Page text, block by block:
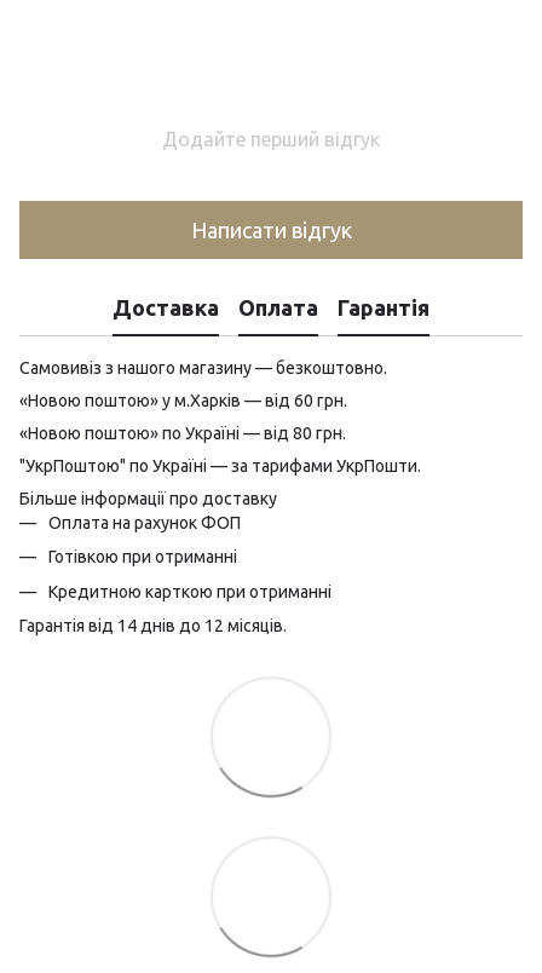
Додайте перший відгук
Написати відгук
Доставка Оплата Гарантія
Самовивіз з нашого магазину — безкоштовно.
«Новою поштою» у м.Харків — від 60 грн.
«Новою поштою» по Україні — від 80 грн.
"УкрПоштою" по Україні — за тарифами УкрПошти.
Більше інформації про доставку
Оплата на рахунок ФОП
Готівкою при отриманні
Кредитною карткою при отриманні
Гарантія від 14 днів до 12 місяців.